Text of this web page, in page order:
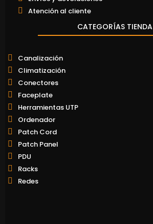
Atención al cliente
CATEGORÍAS TIENDA
Canalización
Climatización
Conectores
Faceplate
Herramientas UTP
Ordenador
Patch Cord
Patch Panel
PDU
Racks
Redes